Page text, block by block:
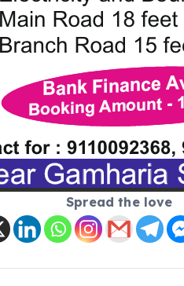
Spread the love